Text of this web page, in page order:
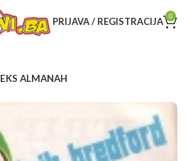
PRIJAVA / REGISTRACIJA 0
EKS ALMANAH